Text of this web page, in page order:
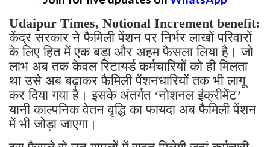
Udaipur Times, Notional Increment benefit:
केंद्र सरकार ने फैमिली पेंशन पर निर्भर लाखों परिवारों
के लिए हित में एक बड़ा और अहम फैसला लिया है। जो
लाभ अब तक केवल रिटायर्ड कर्मचारियों को ही मिलता
था उसे अब बढ़ाकर फैमिली पेंशनधारियों तक भी लागू
कर दिया गया है। इसके अंतर्गत ‘नोशनल इंक्रीमेंट’
यानी काल्पनिक वेतन वृद्धि का फायदा अब फैमिली पेंशन
में भी जोड़ा जाएगा।